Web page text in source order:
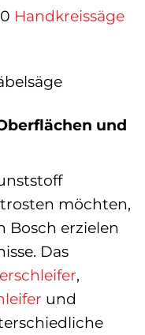
Handkreissäge
und
möchten,
Bosch erzielen
Das
,
und